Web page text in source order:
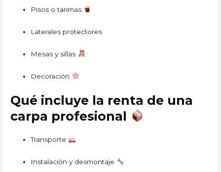
Pisos o tarimas
Laterales protectores
Mesas y sillas
Decoración
Qué incluye la renta de una
carpa profesional
Transporte
Instalación y desmontaje